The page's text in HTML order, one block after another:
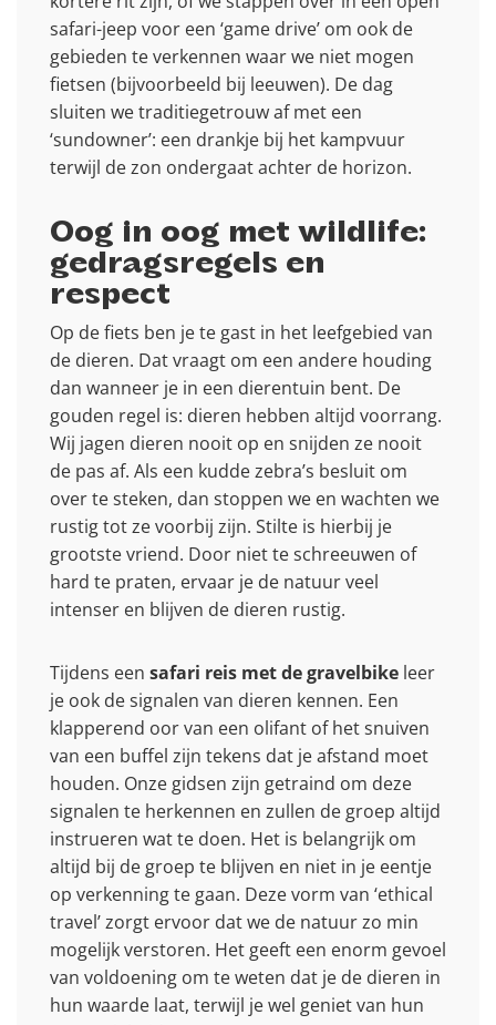
safari-jeep voor een ‘game drive’ om ook de
gebieden te verkennen waar we niet mogen
fietsen (bijvoorbeeld bij leeuwen). De dag
sluiten we traditiegetrouw af met een
‘sundowner’: een drankje bij het kampvuur
terwijl de zon ondergaat achter de horizon.
Oog in oog met wildlife:
gedragsregels en
respect
Op de fiets ben je te gast in het leefgebied van
de dieren. Dat vraagt om een andere houding
dan wanneer je in een dierentuin bent. De
gouden regel is: dieren hebben altijd voorrang.
Wij jagen dieren nooit op en snijden ze nooit
de pas af. Als een kudde zebra’s besluit om
over te steken, dan stoppen we en wachten we
rustig tot ze voorbij zijn. Stilte is hierbij je
grootste vriend. Door niet te schreeuwen of
hard te praten, ervaar je de natuur veel
intenser en blijven de dieren rustig.
Tijdens een safari reis met de gravelbike leer
je ook de signalen van dieren kennen. Een
klapperend oor van een olifant of het snuiven
van een buffel zijn tekens dat je afstand moet
houden. Onze gidsen zijn getraind om deze
signalen te herkennen en zullen de groep altijd
instrueren wat te doen. Het is belangrijk om
altijd bij de groep te blijven en niet in je eentje
op verkenning te gaan. Deze vorm van ‘ethical
travel’ zorgt ervoor dat we de natuur zo min
mogelijk verstoren. Het geeft een enorm gevoel
van voldoening om te weten dat je de dieren in
hun waarde laat, terwijl je wel geniet van hun